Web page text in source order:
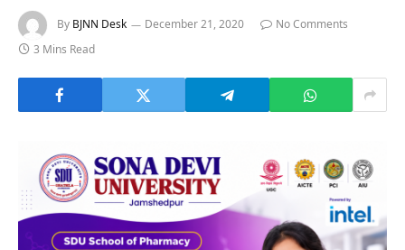
By BJNN Desk December 21, 2020
No Comments
3 Mins Read